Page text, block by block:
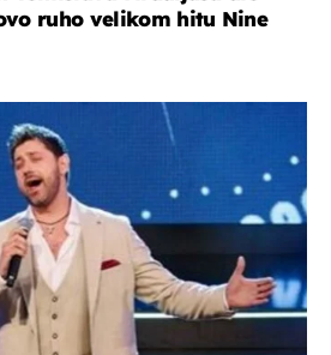
ruho velikom hitu Nine